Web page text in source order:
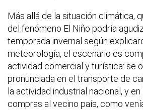
Más allá de la situación climática,
del fenómeno El Niño podría
temporada invernal según
meteorología, el escenario es
actividad comercial y turística: se
pronunciada en el transporte de
la actividad industrial nacional, y
compras al vecino país, como